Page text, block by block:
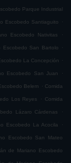
Parque Industrial
Escobedo Santiaguito .
Escobedo Nativitas .
Escobedo San Bartolo .
La Concepción .
Escobedo San Juan .
Belem . Comida
Los Reyes . Comida
Lázaro Cárdenas .
Escobedo La Acocila .
Escobedo San Mateo
de Mariano Escobedo